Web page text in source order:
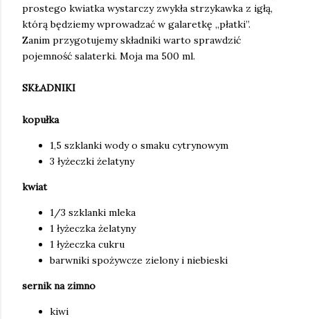
prostego kwiatka wystarczy zwykła strzykawka z igłą,
którą będziemy wprowadzać w galaretkę „płatki”.
Zanim przygotujemy składniki warto sprawdzić
pojemność salaterki. Moja ma 500 ml.
SKŁADNIKI
kopułka
1,5 szklanki wody o smaku cytrynowym
3 łyżeczki żelatyny
kwiat
1/3 szklanki mleka
1 łyżeczka żelatyny
1 łyżeczka cukru
barwniki spożywcze zielony i niebieski
sernik na zimno
kiwi